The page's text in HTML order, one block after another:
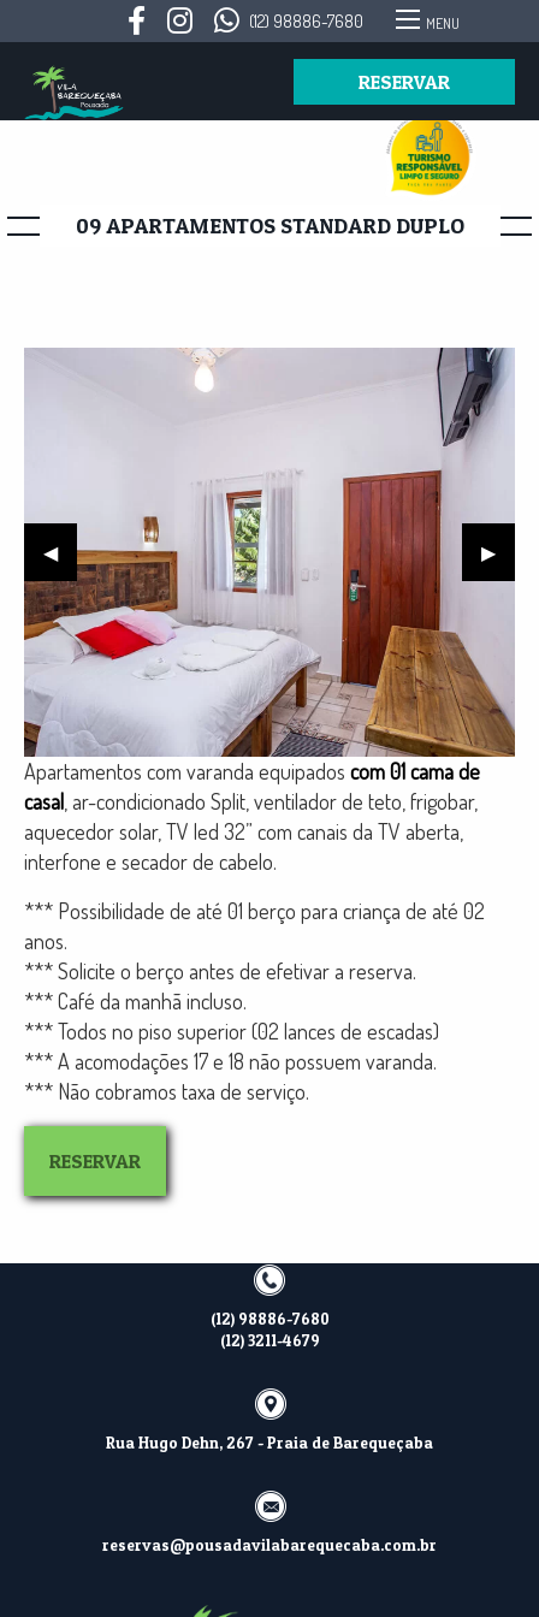
(12) 98886-7680 MENU
RESERVAR
09 APARTAMENTOS STANDARD DUPLO
Previous
Slide
◀︎
Next
▶︎
Apartamentos com varanda equipados com 01 cama de
casal , ar-condicionado Split, ventilador de teto, frigobar,
aquecedor solar, TV led 32” com canais da TV aberta,
interfone e secador de cabelo.
*** Possibilidade de até 01 berço para criança de até 02
anos.
*** Solicite o berço antes de efetivar a reserva.
*** Café da manhã incluso.
*** Todos no piso superior (02 lances de escadas)
*** A acomodações 17 e 18 não possuem varanda.
*** Não cobramos taxa de serviço.
RESERVAR
(12) 98886-7680
(12) 3211-4679
Rua Hugo Dehn, 267 - Praia de Barequeçaba
reservas@pousadavilabarequecaba.com.br